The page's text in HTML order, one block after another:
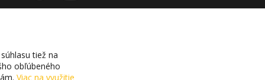
tiež na
obľúbeného
Viac na využitie